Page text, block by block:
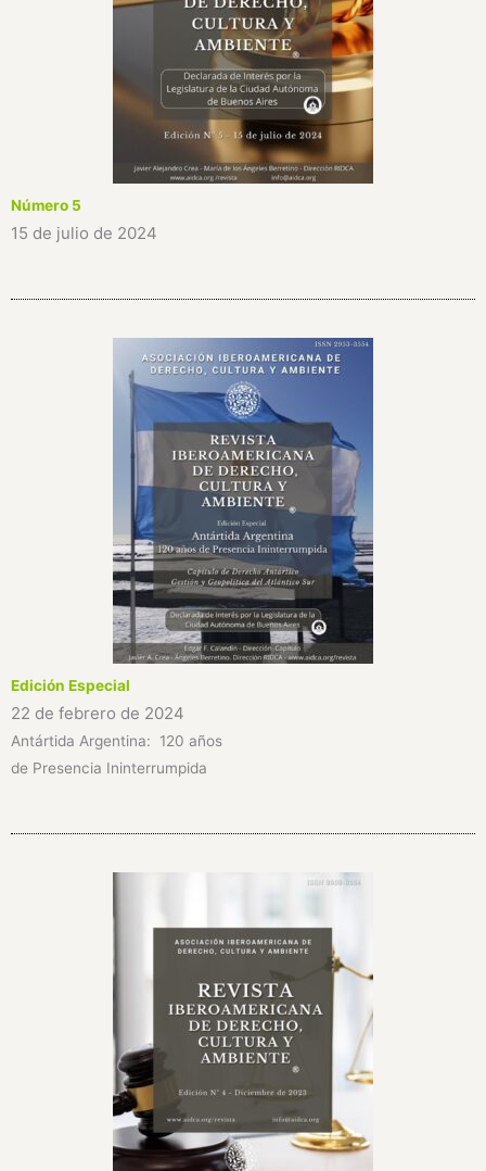
Número 5
15 de julio de 2024
Edición Especial
22 de febrero de 2024
Antártida Argentina: 120 años
de Presencia Ininterrumpida